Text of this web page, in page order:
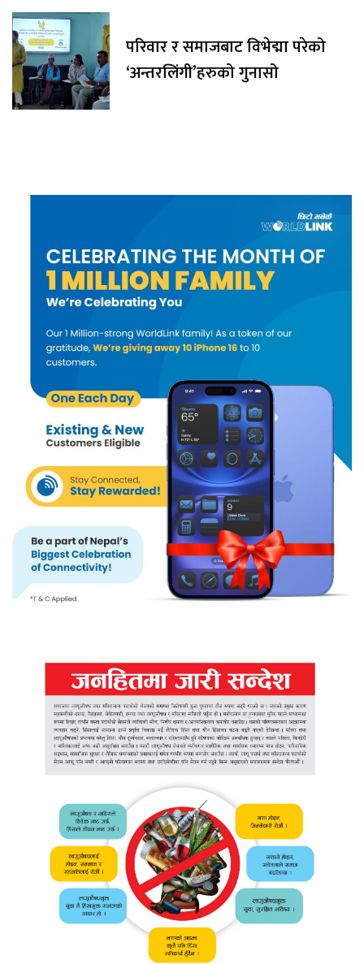
परिवार र समाजबाट विभेद्मा परेको
‘अन्तरलिंगी’हरुको गुनासो